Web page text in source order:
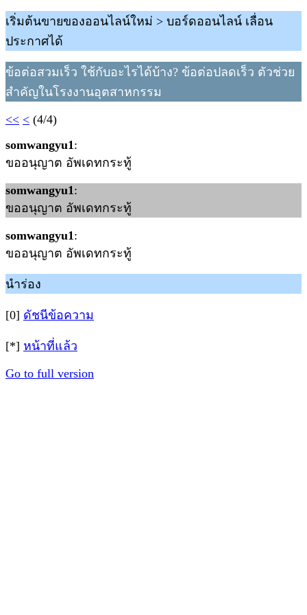
เริ่มต้นขายของออนไลน์ใหม่ > บอร์ดออนไลน์ เลื่อน
ประกาศได้
ข้อต่อสวมเร็ว ใช้กับอะไรได้บ้าง? ข้อต่อปลดเร็ว ตัวช่วย
สำคัญในโรงงานอุตสาหกรรม
<< < (4/4)
somwangyu1:
ขออนุญาต อัพเดทกระทู้
somwangyu1:
ขออนุญาต อัพเดทกระทู้
somwangyu1:
ขออนุญาต อัพเดทกระทู้
นำร่อง
[0] ดัชนีข้อความ
[*] หน้าที่แล้ว
Go to full version